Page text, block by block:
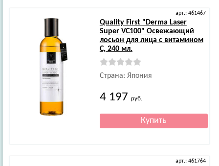
арт.: 461467
Quality First"Derma Laser
Super VC100" Освежающий
лосьон для лица с витамином
С, 240 мл.
Страна: Япония
4 197 руб.
арт.: 461764